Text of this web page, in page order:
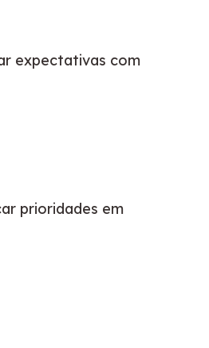
expectativas com
prioridades em